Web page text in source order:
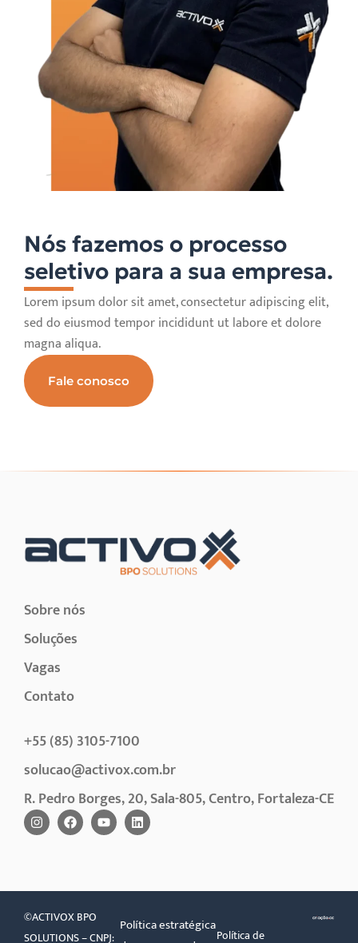
Nós fazemos o processo
seletivo para a sua empresa.
Lorem ipsum dolor sit amet, consectetur adipiscing elit,
sed do eiusmod tempor incididunt ut labore et dolore
magna aliqua.
Fale conosco
Sobre nós
Soluções
Vagas
Contato
+55 (85) 3105-7100
solucao@activox.com.br
R. Pedro Borges, 20, Sala-805, Centro, Fortaleza-CE
©ACTIVOX BPO
SOLUTIONS – CNPJ:
Política estratégica
Política de